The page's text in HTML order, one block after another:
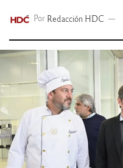
Por Redacción HDC